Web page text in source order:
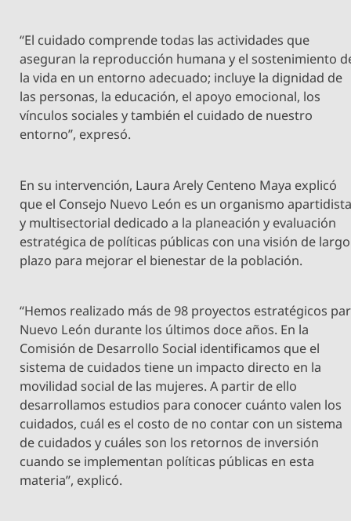
“El cuidado comprende todas las actividades que
aseguran la reproducción humana y el sostenimiento
la vida en un entorno adecuado; incluye la dignidad de
las personas, la educación, el apoyo emocional, los
vínculos sociales y también el cuidado de nuestro
entorno”, expresó.
En su intervención, Laura Arely Centeno Maya explicó
que el Consejo Nuevo León es un organismo
y multisectorial dedicado a la planeación y evaluación
estratégica de políticas públicas con una visión de largo
plazo para mejorar el bienestar de la población.
“Hemos realizado más de 98 proyectos estratégicos
Nuevo León durante los últimos doce años. En la
Comisión de Desarrollo Social identificamos que el
sistema de cuidados tiene un impacto directo en la
movilidad social de las mujeres. A partir de ello
desarrollamos estudios para conocer cuánto valen los
cuidados, cuál es el costo de no contar con un sistema
de cuidados y cuáles son los retornos de inversión
cuando se implementan políticas públicas en esta
materia”, explicó.